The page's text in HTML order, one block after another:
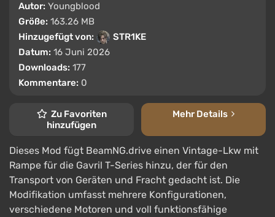
Autor: Youngblood
Größe: 163.26 MB
Hinzugefügt von:
STR1KE
Datum: 16 Juni 2026
Downloads: 177
Kommentare: 0
Zu Favoriten
hinzufügen
Mehr Details
Dieses Mod fügt BeamNG.drive einen Vintage-Lkw mit
Rampe für die Gavril T-Series hinzu, der für den
Transport von Geräten und Fracht gedacht ist. Die
Modifikation umfasst mehrere Konfigurationen,
verschiedene Motoren und voll funktionsfähige